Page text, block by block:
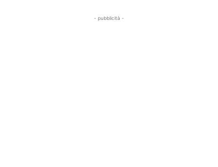
- pubblicità -